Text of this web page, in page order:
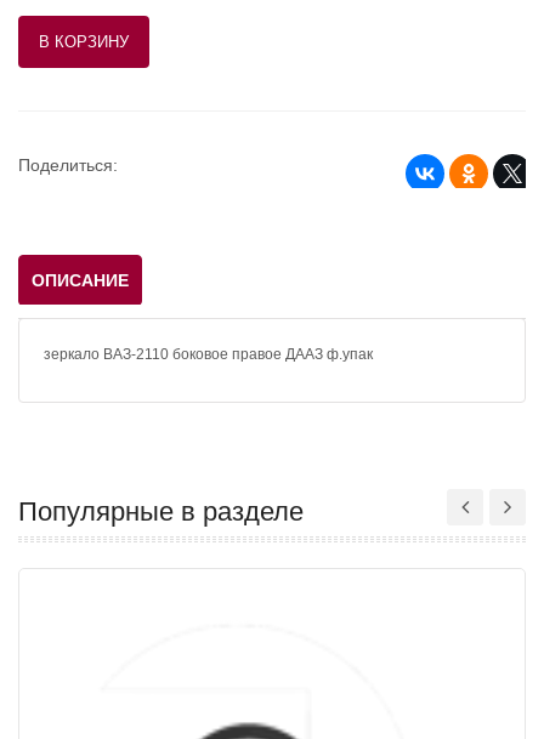
Поделиться:
ОПИСАНИЕ
зеркало ВАЗ-2110 боковое правое ДААЗ ф.упак
Популярные в разделе